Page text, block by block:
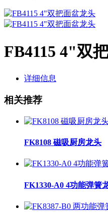
FB4115 4"双
详细信息
相关推荐
FK8108 磁吸厨房龙头
FK1330-A0 4功能弹簧